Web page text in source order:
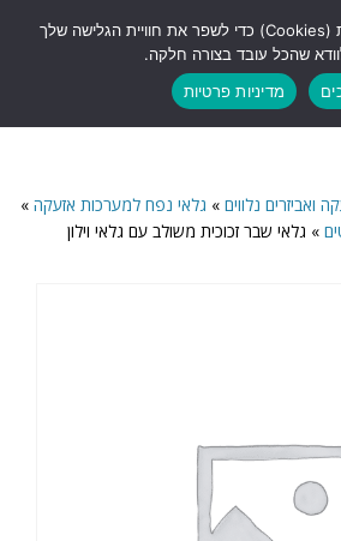
ואביזרים נלווים » גלאי נפח למערכות אזעקה »
» גלאי שבר זכוכית משולב עם גלאי וילון
אנחנו משתמשים בעוגיות (Cookies) כדי לשפר את חוויית הגלישה שלך
שהכל עובד בצורה חלקה.
מדיניות פרטיות